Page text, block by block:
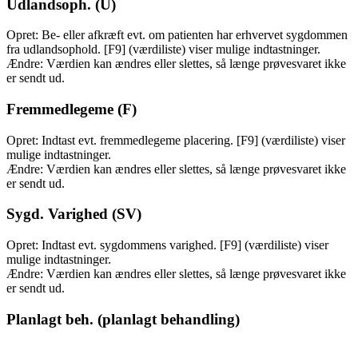
Udlandsoph. (U)
Opret: Be- eller afkræft evt. om patienten har erhvervet sygdommen
fra udlandsophold. [F9] (værdiliste) viser mulige indtastninger.
Ændre: Værdien kan ændres eller slettes, så længe prøvesvaret ikke
er sendt ud.
Fremmedlegeme (F)
Opret: Indtast evt. fremmedlegeme placering. [F9] (værdiliste) viser
mulige indtastninger.
Ændre: Værdien kan ændres eller slettes, så længe prøvesvaret ikke
er sendt ud.
Sygd. Varighed (SV)
Opret: Indtast evt. sygdommens varighed. [F9] (værdiliste) viser
mulige indtastninger.
Ændre: Værdien kan ændres eller slettes, så længe prøvesvaret ikke
er sendt ud.
Planlagt beh. (planlagt behandling)